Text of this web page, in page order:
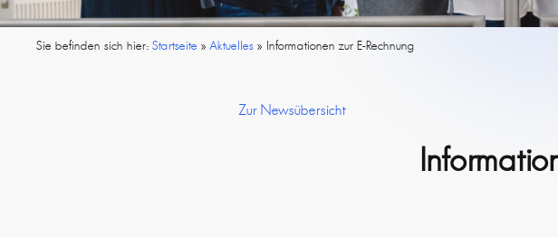
Sie befinden sich hier:Startseite »Aktuelles » Informationen zur E-Rechnung
Zur Newsübersicht